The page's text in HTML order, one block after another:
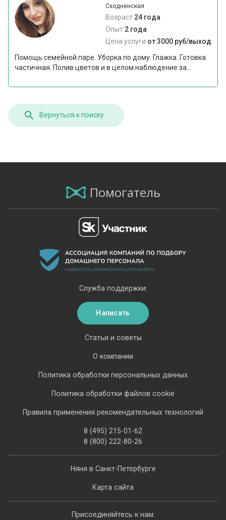
Сходненская
Возраст:24 года
Опыт:2 года
Цена услуги:от 3000 руб/выход
Помощь семейной паре. Уборка по дому. Глажка. Готовка
частичная. Полив цветов и в целом наблюдение за...
Вернуться к поиску
Помогатель
Няня в Санкт-Петербурге
Карта сайта
Статьи и советы
О компании
Политика обработки персональных данных
Политика обработки файлов cookie
Правила применения рекомендательных технологий
8 (495) 215-01-62
8 (800) 222-80-26
Служба поддержки:
Написать
Присоединяйтесь к нам: